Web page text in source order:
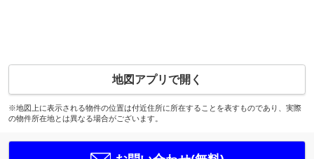
地図アプリで開く
※地図上に表示される物件の位置は付近住所に所在することを表すものであり、実際
の物件所在地とは異なる場合がございます。